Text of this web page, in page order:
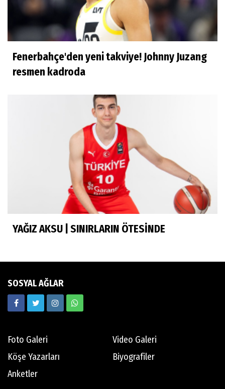
Ece Ergez
TBL'YE YÜKSELEN İKİ BÜYÜK HİKÂYE
İhsan Bayülken
İyi ki...
Esmeral Tunçluer
Batur Abi anısına...
Murat Yosmaoğlu
Herkesin Batur Abisi
Neşe Ceylan Zengin
Ekrem Memnun
Hedef odaklı
Abdi İpekçi
Fenerbahçe'den yeni takviye! Johnny Juzang
resmen kadroda
YAĞIZ AKSU | SINIRLARIN ÖTESİNDE
SOSYAL AĞLAR
Foto Galeri
Video Galeri
Köşe Yazarları
Biyografiler
Anketler